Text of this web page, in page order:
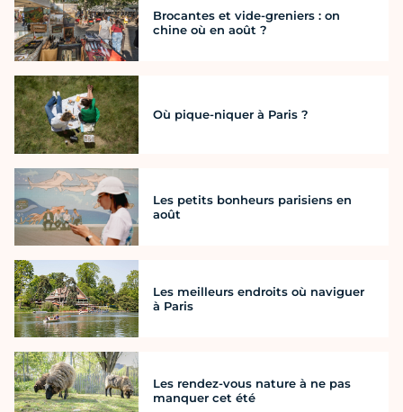
Brocantes et vide-greniers : on
chine où en août ?
Où pique-niquer à Paris ?
Les petits bonheurs parisiens en
août
Les meilleurs endroits où naviguer
à Paris
Les rendez-vous nature à ne pas
manquer cet été